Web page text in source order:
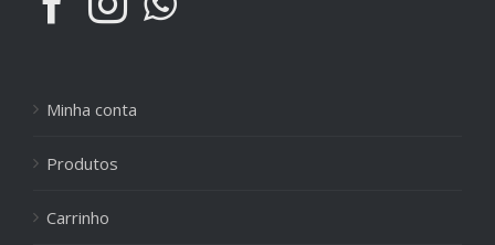
Minha conta
Produtos
Carrinho